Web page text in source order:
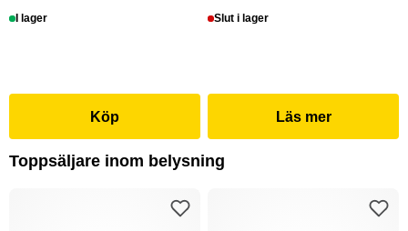
I lager
Köp
Slut i lager
Läs mer
Toppsäljare inom belysning